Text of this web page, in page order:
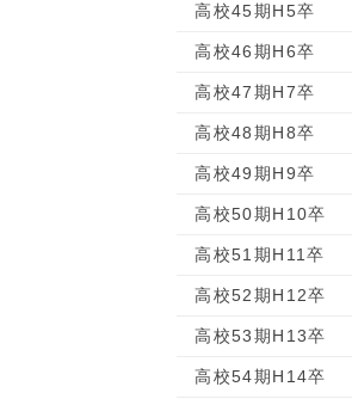
高校45期H5卒
高校46期H6卒
高校47期H7卒
高校48期H8卒
高校49期H9卒
高校50期H10卒
高校51期H11卒
高校52期H12卒
高校53期H13卒
高校54期H14卒